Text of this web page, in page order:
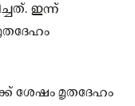
ഇന്ന്
ശേഷം മൃതദേഹം